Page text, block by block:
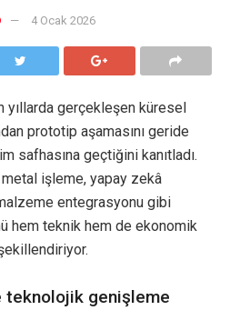
4 Ocak 2026
yıllarda gerçekleşen küresel
prototip aşamasını geride
safhasına geçtiğini kanıtladı.
işleme, yapay zekâ
entegrasyonu gibi
hem teknik hem de ekonomik
teknolojik genişleme